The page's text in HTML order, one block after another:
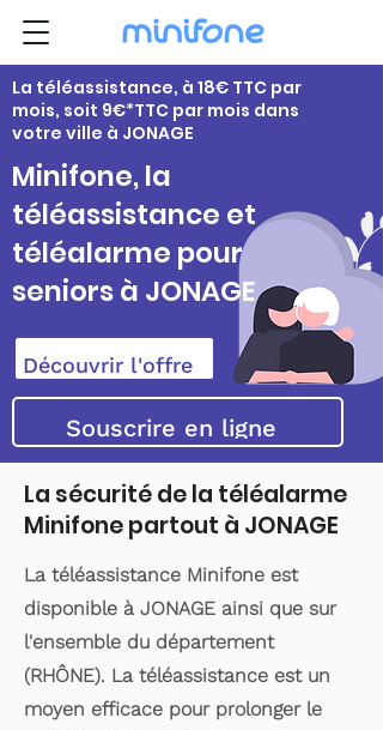
La téléassistance, à 18€ TTC par
mois, soit 9€*TTC par mois dans
votre ville à JONAGE
Minifone, la
téléassistance et
téléalarme pour
seniors à JONAGE
Découvrir l'offre
Souscrire en ligne
La sécurité de la téléalarme
Minifone partout à JONAGE
La téléassistance Minifone est
disponible à JONAGE ainsi que sur
l'ensemble du département
(RHÔNE). La téléassistance est un
moyen efficace pour prolonger le